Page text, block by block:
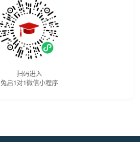
扫码进入
兔启1对1微信小程序